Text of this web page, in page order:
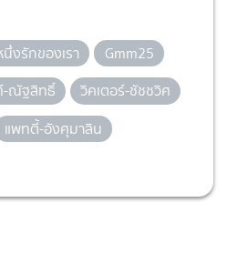
งรักของเรา
Gmm25
-ณัฐสิทธิ์
วิคเตอร์-ชัชชวิศ
แพทตี้-อังศุมาลิน